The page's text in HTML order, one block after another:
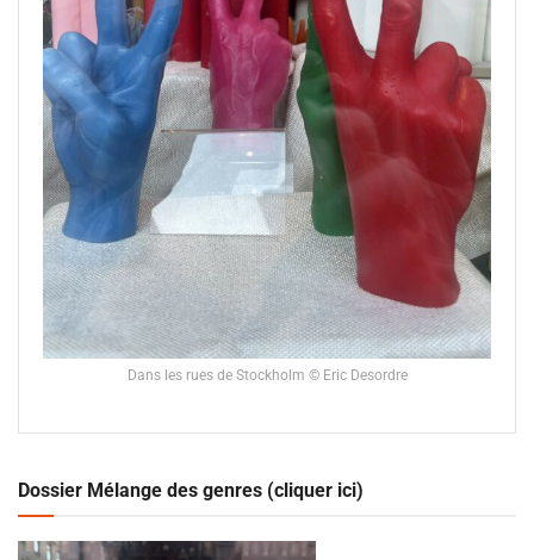
Dans les rues de Stockholm © Eric Desordre
Dossier Mélange des genres (cliquer ici)